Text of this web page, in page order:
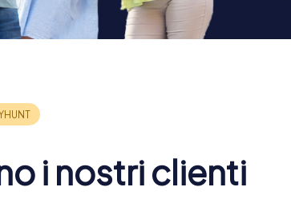
i nostri clienti